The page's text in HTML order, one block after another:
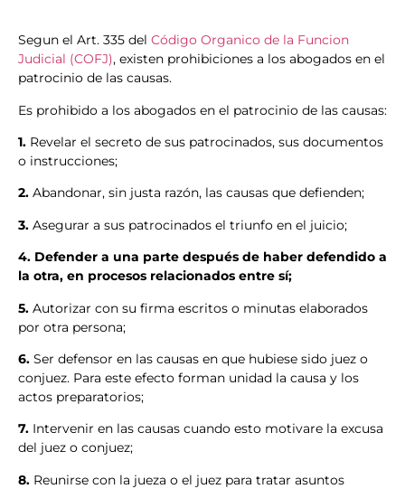
Segun el Art. 335 del Código Organico de la Funcion
Judicial (COFJ), existen prohibiciones a los abogados en el
patrocinio de las causas.
Es prohibido a los abogados en el patrocinio de las causas:
1. Revelar el secreto de sus patrocinados, sus documentos
o instrucciones;
2. Abandonar, sin justa razón, las causas que defienden;
3. Asegurar a sus patrocinados el triunfo en el juicio;
4. Defender a una parte después de haber defendido a
la otra, en procesos relacionados entre sí;
5. Autorizar con su firma escritos o minutas elaborados
por otra persona;
6. Ser defensor en las causas en que hubiese sido juez o
conjuez. Para este efecto forman unidad la causa y los
actos preparatorios;
7. Intervenir en las causas cuando esto motivare la excusa
del juez o conjuez;
8. Reunirse con la jueza o el juez para tratar asuntos